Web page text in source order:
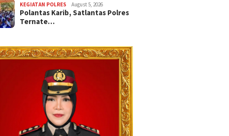
KEGIATAN POLRES August 5, 2026
Polantas Karib, Satlantas Polres
Ternate…